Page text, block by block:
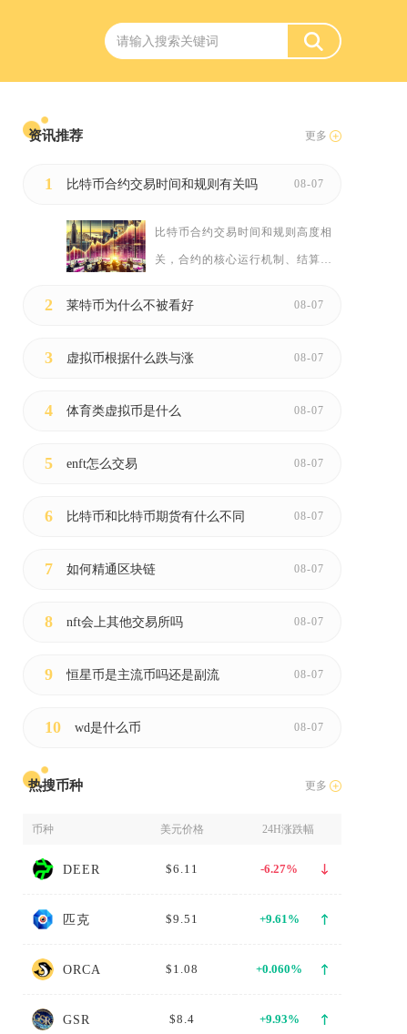
资讯推荐 更多
1 比特币合约交易时间和规则有关吗 08-07
比特币合约交易时间和规则高度相
关，合约的核心运行机制、结算
2 莱特币为什么不被看好 08-07
3 虚拟币根据什么跌与涨 08-07
4 体育类虚拟币是什么 08-07
5 enft怎么交易 08-07
6 比特币和比特币期货有什么不同 08-07
7 如何精通区块链 08-07
8 nft会上其他交易所吗 08-07
9 恒星币是主流币吗还是副流 08-07
10 wd是什么币 08-07
热搜币种 更多
币种 美元价格 24H涨跌幅
DEER $6.11 -6.27%
匹克 $9.51 +9.61%
ORCA $1.08 +0.060%
GSR $8.4 +9.93%